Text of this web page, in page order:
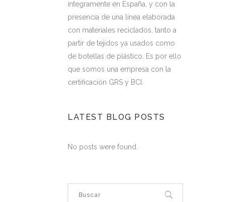
íntegramente en España, y con la
presencia de una línea elaborada
con materiales reciclados, tanto a
partir de tejidos ya usados como
de botellas de plástico. Es por ello
que somos una empresa con la
certificación GRS y BCI.
LATEST BLOG POSTS
No posts were found.